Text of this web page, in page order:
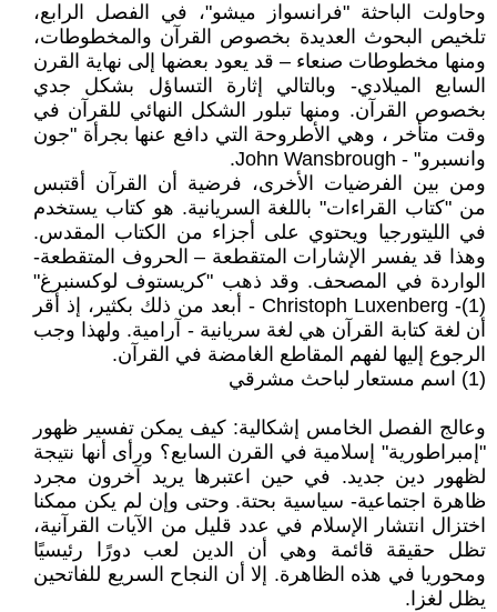
وحاولت الباحثة "فرانسواز ميشو"، في الفصل الرابع،
تلخيص البحوث العديدة بخصوص القرآن والمخطوطات،
ومنها مخطوطات صنعاء – قد يعود بعضها إلى نهاية القرن
السابع الميلادي- وبالتالي إثارة التساؤل بشكل جدي
بخصوص القرآن. ومنها تبلور الشكل النهائي للقرآن في
وقت متأخر ، وهي الأطروحة التي دافع عنها بجرأة "جون
وانسبرو" - John Wansbrough.
ومن بين الفرضيات الأخرى، فرضية أن القرآن أقتبس
من "كتاب القراءات" باللغة السريانية. هو كتاب يستخدم
في الليتورجيا ويحتوي على أجزاء من الكتاب المقدس.
وهذا قد يفسر الإشارات المتقطعة – الحروف المتقطعة-
الواردة في المصحف. وقد ذهب "كريستوف لوكسنبرغ"
(1)- Christoph Luxenberg - أبعد من ذلك بكثير، إذ أقر
أن لغة كتابة القرآن هي لغة سريانية - آرامية. ولهذا وجب
الرجوع إليها لفهم المقاطع الغامضة في القرآن.
(1) اسم مستعار لباحث مشرقي
وعالج الفصل الخامس إشكالية: كيف يمكن تفسير ظهور
"إمبراطورية" إسلامية في القرن السابع؟ ورأى أنها نتيجة
لظهور دين جديد. في حين اعتبرها يريد آخرون مجرد
ظاهرة اجتماعية- سياسية بحتة. وحتى وإن لم يكن ممكنا
اختزال انتشار الإسلام في عدد قليل من الآيات القرآنية،
تظل حقيقة قائمة وهي أن الدين لعب دورًا رئيسيًا
ومحوريا في هذه الظاهرة. إلا أن النجاح السريع للفاتحين
يظل لغزا.